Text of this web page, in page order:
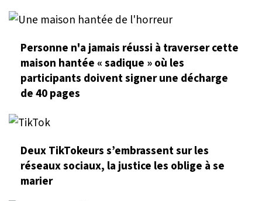
Personne n'a jamais réussi à traverser cette
maison hantée « sadique » où les
participants doivent signer une décharge
de 40 pages
Deux TikTokeurs s’embrassent sur les
réseaux sociaux, la justice les oblige à se
marier